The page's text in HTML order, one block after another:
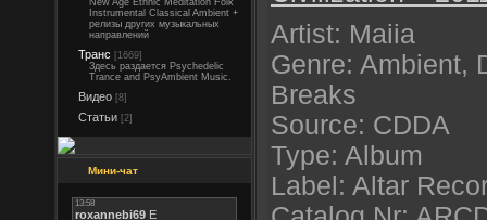
New Age Ethnic Meditation Folk
Instrumental Classical Ambient +
релизы других музыкальных
направлений
Транс [1669]
Здесь раздается Psychedelic
Trance and PsyAmbient Music.
Видео [8]
Статьи [2]
Мини-чат
Artist: Maiia
Genre: Ambient,
Breaks
Source: CDDA
Type: Album
Label: Altar